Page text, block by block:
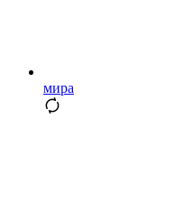
мира